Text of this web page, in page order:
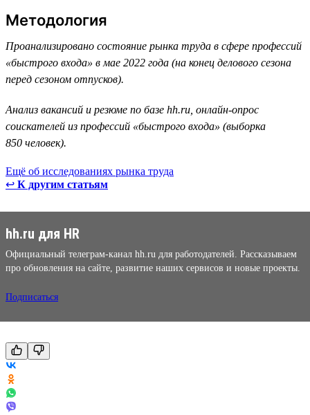
Методология
Проанализировано состояние рынка труда в сфере профессий
«быстрого входа» в мае 2022 года (на конец делового сезона
перед сезоном отпусков).
Анализ вакансий и резюме по базе hh.ru, онлайн-опрос
соискателей из профессий «быстрого входа» (выборка
850 человек).
Ещё об исследованиях рынка труда
↩ К другим статьям
hh.ru для HR
Официальный телеграм-канал hh.ru для работодателей. Рассказываем
про обновления на сайте, развитие наших сервисов и новые проекты.
Подписаться